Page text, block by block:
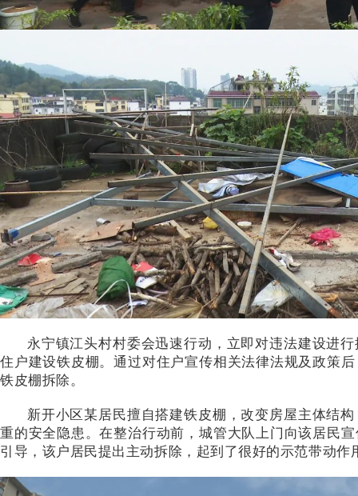
永宁镇江头村村委会迅速行动，立即对违法建设进
住户建设铁皮棚。通过对住户宣传相关法律法规及政策
铁皮棚拆除。
新开小区某居民擅自搭建铁皮棚，改变房屋主体结
重的安全隐患。在整治行动前，城管大队上门向该居民
引导，该户居民提出 主动拆除 ，起到了很好的示范带动